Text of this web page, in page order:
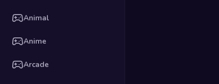
Animal
Anime
Arcade